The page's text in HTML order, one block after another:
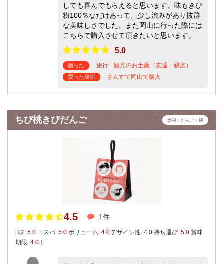
しても喜んでもらえると思います。味もきび
粉100％なだけあって、少し渋みがあり抜群
な美味しさでした。また岡山に行った際には
こちらで購入させて頂きたいと思います。
5.0
贈った 旅行・観光のお土産（友達・親族）
買った場所 さんすて岡山で購入
ちび桃きびだんご 大福・だんご・餅
4.5 1件
[ 味: 5.0 コスパ: 5.0 ボリューム: 4.0 デザイン性: 4.0 持ち運び: 5.0 賞味
期限: 4.0 ]